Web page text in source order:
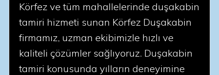
Körfez ve tüm mahallelerinde duşakabin
tamiri hizmeti sunan Körfez Duşakabin
firmamız, uzman ekibimizle hızlı ve
kaliteli çözümler sağlıyoruz. Duşakabin
tamiri konusunda yılların deneyimine